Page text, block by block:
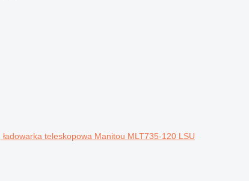
ładowarka teleskopowa Manitou MLT735-120 LSU